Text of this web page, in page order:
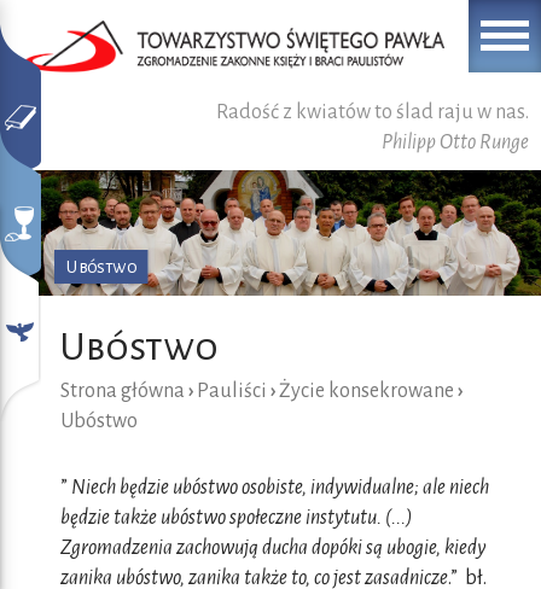
Radość z kwiatów to ślad raju w nas.
Philipp Otto Runge
Ubóstwo
Ubóstwo
Strona główna › Pauliści ›Życie konsekrowane ›
Ubóstwo
” Niech będzie ubóstwo osobiste, indywidualne; ale niech
będzie także ubóstwo społeczne instytutu. (...)
Zgromadzenia zachowują ducha dopóki są ubogie, kiedy
zanika ubóstwo, zanika także to, co jest zasadnicze.” bł.